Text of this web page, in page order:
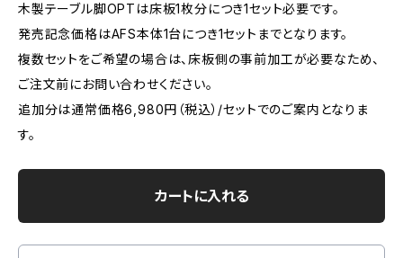
木製テーブル脚OPTは床板1枚分につき1セット必要です。
発売記念価格はAFS本体1台につき1セットまでとなります。
複数セットをご希望の場合は、床板側の事前加工が必要なため、
ご注文前にお問い合わせください。
追加分は通常価格6,980円（税込）/セットでのご案内となりま
す。
カートに入れる